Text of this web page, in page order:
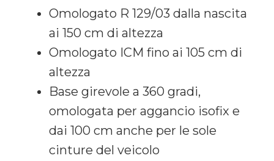
Omologato R 129/03 dalla nascita
ai 150 cm di altezza
Omologato ICM fino ai 105 cm di
altezza
Base girevole a 360 gradi,
omologata per aggancio isofix e
dai 100 cm anche per le sole
cinture del veicolo